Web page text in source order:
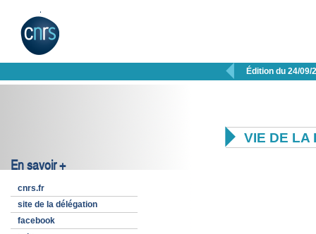
 Édition du 24/09/
En savoir +
cnrs.fr
site de la délégation
facebook
 VIE DE LA